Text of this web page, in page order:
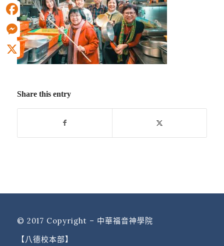
Share this entry
© 2017 Copyright – 中華福音神學院
【八德校本部】
Line
Facebook
Messenger